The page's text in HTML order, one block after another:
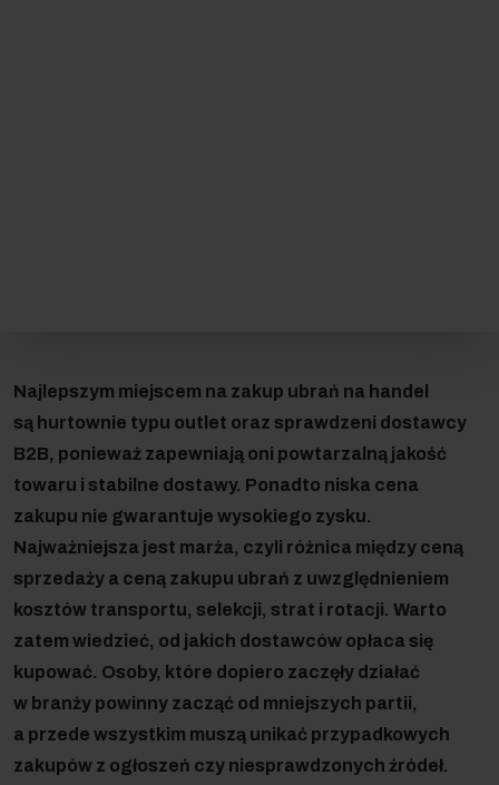
Najlepszym miejscem na zakup ubrań na handel
są hurtownie typu outlet oraz sprawdzeni dostawcy
B2B, ponieważ zapewniają oni powtarzalną jakość
towaru i stabilne dostawy. Ponadto niska cena
zakupu nie gwarantuje wysokiego zysku.
Najważniejsza jest marża, czyli różnica między ceną
sprzedaży a ceną zakupu ubrań z uwzględnieniem
kosztów transportu, selekcji, strat i rotacji. Warto
zatem wiedzieć, od jakich dostawców opłaca się
kupować. Osoby, które dopiero zaczęły działać
w branży powinny zacząć od mniejszych partii,
a przede wszystkim muszą unikać przypadkowych
zakupów z ogłoszeń czy niesprawdzonych źródeł.